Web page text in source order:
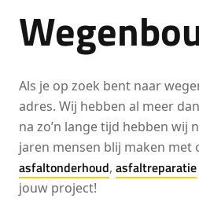
Als je op zoek bent naar
adres. Wij hebben al meer
na zo’n lange tijd hebben wij
jaren mensen blij maken met
asfaltonderhoud, asfaltreparatie
jouw project!